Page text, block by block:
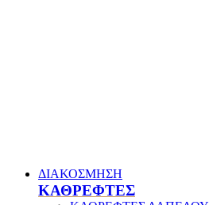
ΔΙΑΚΟΣΜΗΣΗ
ΚΑΘΡΕΦΤΕΣ